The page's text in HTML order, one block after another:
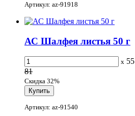
Артикул: az-91918
АС Шалфея листья 50 г
x 55
81
Скидка 32%
Артикул: az-91540